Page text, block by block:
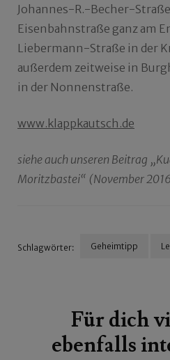
Johannes-R.-Becher-
Eisenbahnstraße ganz am
Liebermann-Straße in der
außerdem zeitweise in
in der Nonnenstraße.
www.klappkautsch.de
siehe auch unseren Beitrag
Moritzbastei“ (November
Schlagwörter: Geheimtipp
Für dich
ebenfalls